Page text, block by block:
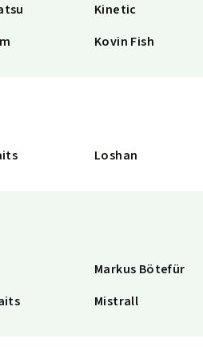
Kinetic
Kovin Fish
Loshan
Markus Bötefür
Mistrall